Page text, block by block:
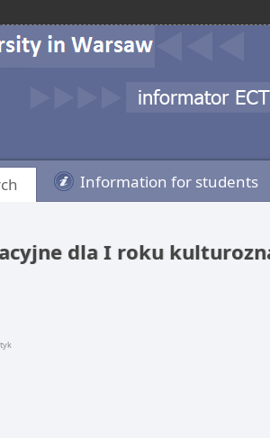
Information for students
dla I roku